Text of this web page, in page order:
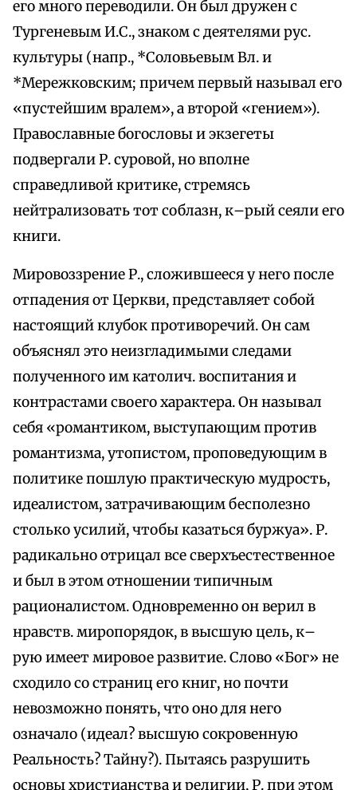
его много переводили. Он был дружен с
Тургеневым И.С., знаком с деятелями pyc.
культуры (напр., *Соловьевым Вл. и
*Мережковским; причем первый называл его
«пустейшим вралем», а второй «гением»).
Православные богословы и экзегеты
подвергали Р. суровой, но вполне
справедливой критике, стремясь
нейтрализовать тот соблазн, к–рый сеяли его
книги.
Мировоззрение Р., сложившееся у него после
отпадения от Церкви, представляет собой
настоящий клубок противоречий. Он сам
объяснял это неизгладимыми следами
полученного им католич. воспитания и
контрастами своего характера. Он называл
себя «романтиком, выступающим против
романтизма, утопистом, проповедующим в
политике пошлую практическую мудрость,
идеалистом, затрачивающим бесполезно
столько усилий, чтобы казаться буржуа». Р.
радикально отрицал все сверхъестественное
и был в этом отношении типичным
рационалистом. Одновременно он верил в
нравств. миропорядок, в высшую цель, к–
рую имеет мировое развитие. Слово «Бог» не
сходило со страниц его книг, но почти
невозможно понять, что оно для него
означало (идеал? высшую сокровенную
Реальность? Тайну?). Пытаясь разрушить
основы христианства и религии, Р. при этом